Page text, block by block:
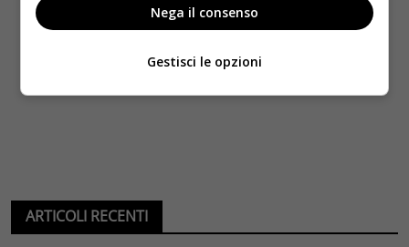
ARTICOLI RECENTI
Nega il consenso
Gestisci le opzioni